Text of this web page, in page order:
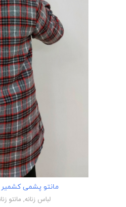
مانتو پشمی کشمیر
لباس زنانه, مانتو